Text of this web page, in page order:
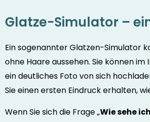
Glatze-Simulator –
Ein sogenannter Glatzen-Simulator
ohne Haare aussehen. Sie können
ein deutliches Foto von sich
Sie einen ersten Eindruck erhalten,
Wenn Sie sich die Frage „Wie sehe